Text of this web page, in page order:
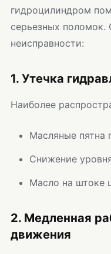
гидроцилиндром
серьезных поломок.
неисправности:
1. Утечка
Наиболее
Масляные пятна
Снижение
Масло на штоке
2. Медленная
движения